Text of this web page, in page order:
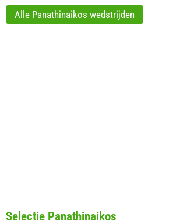
Alle Panathinaikos wedstrijden
Selectie Panathinaikos